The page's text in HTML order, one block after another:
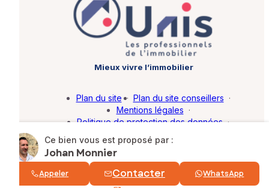
Ce bien vous est proposé par :
Johan Monnier
Appeler Contacter WhatsApp
Mieux vivre l’immobilier
© SAFTI 2026. Tous droits réservés.
Plan du site · Plan du site conseillers ·
Mentions légales ·
Politique de protection des données ·